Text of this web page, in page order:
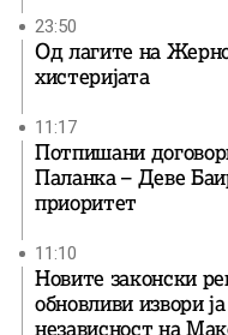
23:50
Од лагите на
хистеријата
11:17
Потпишани
Паланка – Деве
приоритет
11:10
Новите законски
обновливи извори
независност на